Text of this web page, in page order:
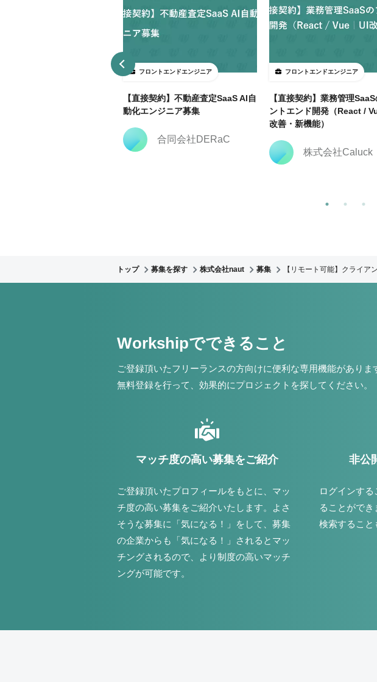
フロントエンドエンジニア
【直接契約】不動産査定SaaS AI自
動化エンジニア募集
合同会社DERaC
フロントエンドエンジニア
【直接契約】業務管理
ントエンド開発（React /
改善・新機能）
株式会社Caluck
トップ 募集を探す 株式会社naut 募集 【リモート可能】クライア
Workshipでできること
ご登録頂いたフリーランスの方向けに便利な専用機能がありま
無料登録を行って、効果的にプロジェクトを探してください。
マッチ度の高い募集をご紹介
ご登録頂いたプロフィールをもとに、マッ
チ度の高い募集をご紹介いたします。よさ
そうな募集に「気になる！」をして、募集
の企業からも「気になる！」されるとマッ
チングされるので、より制度の高いマッチ
ングが可能です。
非公
ログインす
ることがで
検索すること